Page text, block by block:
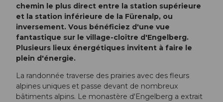
chemin le plus direct entre la station supérieure
et la station inférieure de la Fürenalp, ou
inversement. Vous bénéficiez d'une vue
fantastique sur le village-cloître d'Engelberg.
Plusieurs lieux énergétiques invitent à faire le
plein d'énergie.
La randonnée traverse des prairies avec des fleurs
alpines uniques et passe devant de nombreux
bâtiments alpins. Le monastère d'Engelberg a extrait